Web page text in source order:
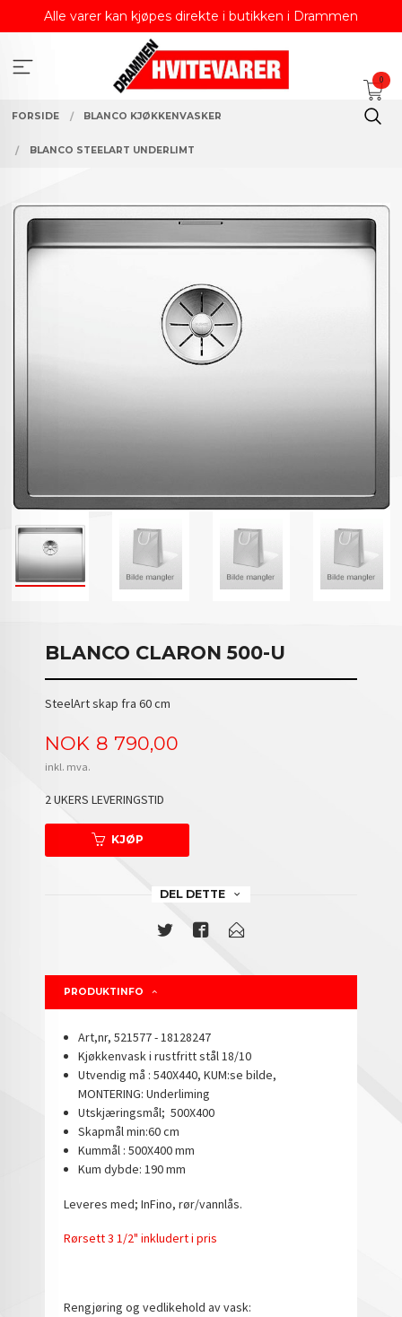
Alle varer kan kjøpes direkte i butikken i Drammen
0
FORSIDE BLANCO KJØKKENVASKER
BLANCO STEELART UNDERLIMT
BLANCO CLARON 500-U
SteelArt skap fra 60 cm
Pris
NOK 8 790,00
inkl. mva.
2 UKERS LEVERINGSTID
KJØP
DEL DETTE
PRODUKTINFO
Art,nr, 521577 - 18128247
Kjøkkenvask i rustfritt stål 18/10
Utvendig må : 540X440, KUM:se bilde,
MONTERING: Underliming
Utskjæringsmål; 500X400
Skapmål min:60 cm
Kummål : 500X400 mm
Kum dybde: 190 mm
Leveres med; InFino, rør/vannlås.
Rørsett 3 1/2" inkludert i pris
Rengjøring og vedlikehold av vask: